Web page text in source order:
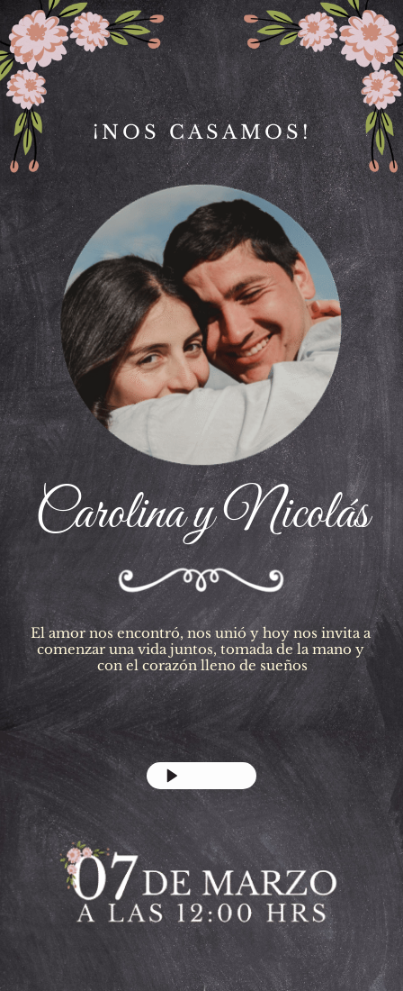
¡NOS CASAMOS!
Carolina y Nicolás
El amor nos encontró, nos unió y hoy nos invita a
comenzar una vida juntos, tomada de la mano y
con el corazón lleno de sueños